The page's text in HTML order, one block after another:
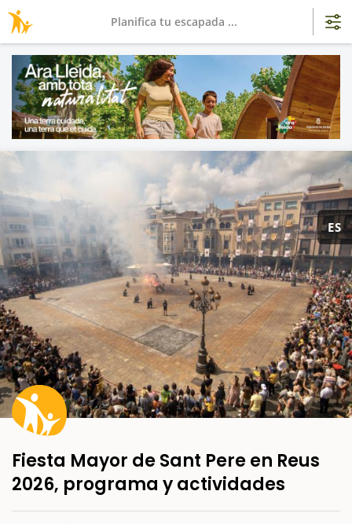
ES
Fiesta Mayor de Sant Pere en Reus
2026, programa y actividades
Planifica tu escapada ...